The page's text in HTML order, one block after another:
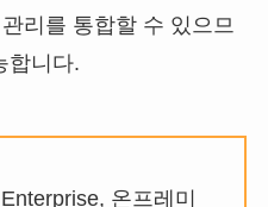
리를 통합할 수 있으므
합니다.
온프레미